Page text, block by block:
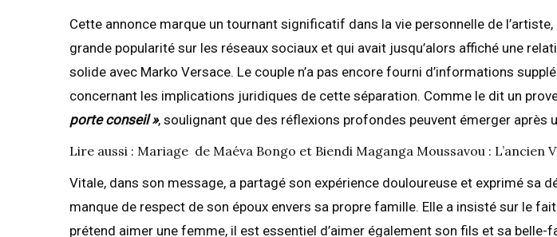
Cette annonce marque un tournant significatif dans la vie personnelle de l’artiste,
grande popularité sur les réseaux sociaux et qui avait jusqu’alors affiché une
solide avec Marko Versace. Le couple n’a pas encore fourni d’informations
concernant les implications juridiques de cette séparation. Comme le dit un
porte conseil », soulignant que des réflexions profondes peuvent émerger après
Lire aussi : Mariage de Maéva Bongo et Biendi Maganga Moussavou : L’ancien
Vitale, dans son message, a partagé son expérience douloureuse et exprimé sa
manque de respect de son époux envers sa propre famille. Elle a insisté sur le fait
prétend aimer une femme, il est essentiel d’aimer également son fils et sa belle-